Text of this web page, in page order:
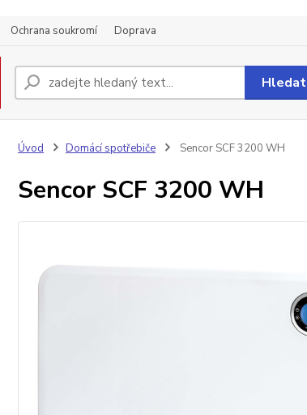
Ochrana soukromí Doprava
Hledat
Úvod Domácí spotřebiče Sencor SCF 3200 WH
Sencor SCF 3200 WH